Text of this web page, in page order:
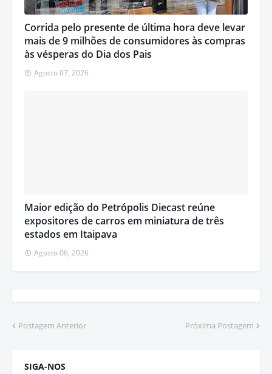
Corrida pelo presente de última hora deve levar
mais de 9 milhões de consumidores às compras
às vésperas do Dia dos Pais
Agosto 07, 2026
Maior edição do Petrópolis Diecast reúne
expositores de carros em miniatura de três
estados em Itaipava
Agosto 06, 2026
Postagem Anterior Próxima Postagem
SIGA-NOS